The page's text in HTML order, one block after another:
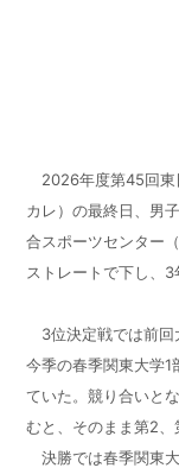
2026年度第45回東
カレ）の最終日、男
合スポーツセンター
ストレートで下し、3
3位決定戦では前回
今季の春季関東大学1
ていた。競り合いと
むと、そのまま第2
決勝では春季関東